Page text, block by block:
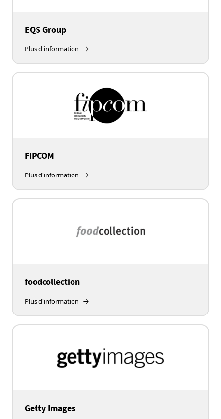
EQS Group
Plus d'information
FIPCOM
Plus d'information
foodcollection
Plus d'information
Getty Images